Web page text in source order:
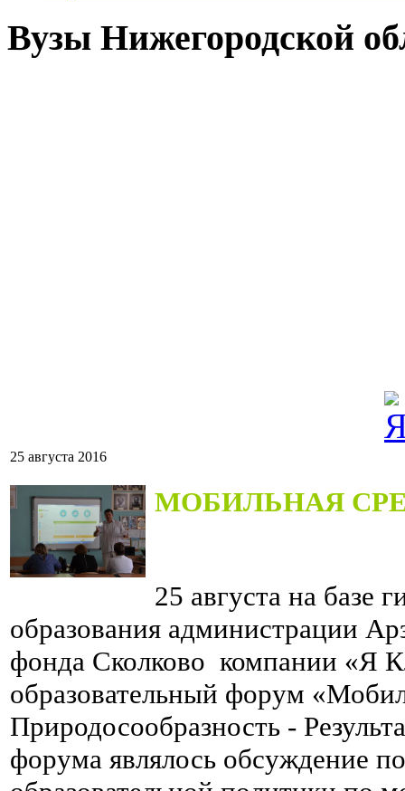
Вузы Нижегородской
25 августа 2016
МОБИЛЬНАЯ
25 августа на базе
образования администрации
фонда Сколково компании «Я
образовательный форум
Природосообразность -
форума являлось обсуждение